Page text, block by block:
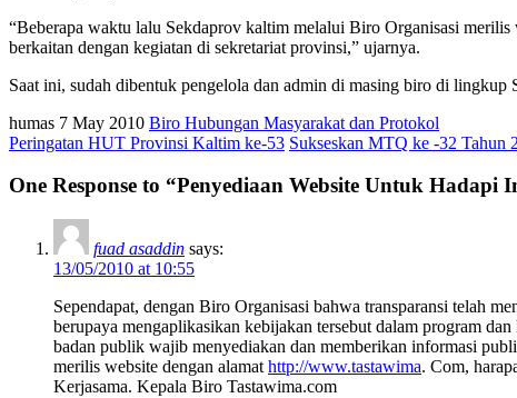
“Beberapa waktu lalu Sekdaprov kaltim melalui Biro Organisasi
berkaitan dengan kegiatan di sekretariat provinsi,” ujarnya.
Saat ini, sudah dibentuk pengelola dan admin di masing biro di
humas 7 May 2010 Biro Hubungan Masyarakat dan Protokol
Peringatan HUT Provinsi Kaltim ke-53 Sukseskan MTQ ke -32 Tahun
One Response to “Penyediaan Website Untuk Hadapi
fuad asaddin says:
13/05/2010 at 10:55
Sependapat, dengan Biro Organisasi bahwa transparansi telah
berupaya mengaplikasikan kebijakan tersebut dalam program
badan publik wajib menyediakan dan memberikan informasi
merilis website dengan alamat http://www.tastawima. Com,
Kerjasama. Kepala Biro Tastawima.com